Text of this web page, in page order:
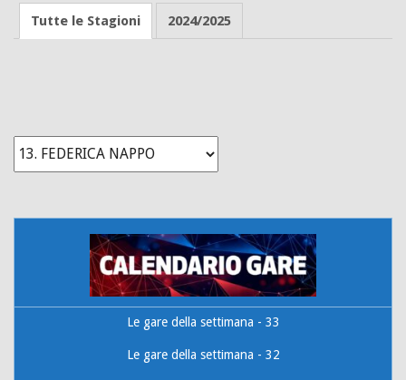
Tutte le Stagioni 2024/2025
Le gare della settimana - 33
Le gare della settimana - 32